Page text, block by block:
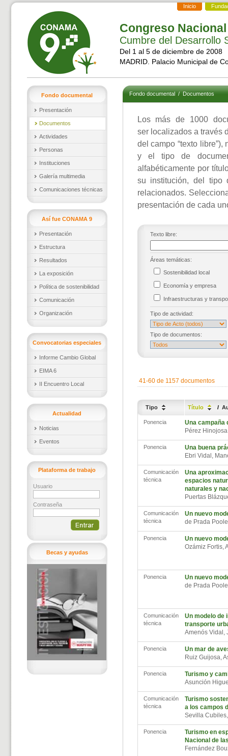
Inicio
Congreso
Cumbre del Desarrollo
Del 1 al 5 de diciembre de 2008
MADRID. Palacio Municipal de
Fondo documental
Presentación
Documentos
Actividades
Personas
Instituciones
Galería multimedia
Comunicaciones técnicas
Así fue CONAMA 9
Presentación
Estructura
Resultados
La exposición
Política de sostenibilidad
Comunicación
Organización
Convocatorias especiales
Informe Cambio Global
EIMA 6
II Encuentro Local
Actualidad
Noticias
Eventos
Plataforma de trabajo
Usuario
Contraseña
Becas y ayudas
Fondo documental/Documentos
Los más de 1000
ser localizados a través
del campo “texto
y el tipo de
alfabéticamente por
su institución, del tipo
relacionados.
presentación de cada
Texto libre:
Áreas temáticas:
Sostenibilidad local
Economía y empresa
Infraestructuras y
Tipo de actividad:
Tipo de documentos:
41-60 de 1157 documentos
Tipo Título /
Ponencia
Una campaña
Pérez
Ponencia
Una buena
Ebri Vidal,
Comunicación
técnica
Una
espacios
naturales y
Puertas
Comunicación
técnica
Un nuevo
de Prada
Ponencia
Un nuevo
Ozámiz Fortis,
Ponencia
Un nuevo
de Prada
Comunicación
técnica
Un modelo de
transporte
Amenós
Ponencia
Un mar de
Ruiz Guijosa,
Ponencia
Turismo y
Asunción
Comunicación
técnica
Turismo
a los campos
Sevilla
Ponencia
Turismo en
Nacional de
Fernández